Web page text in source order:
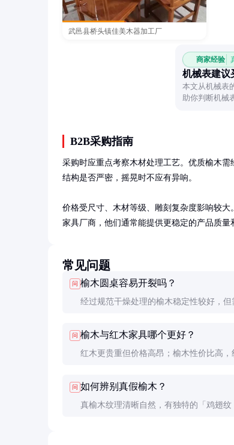
武邑县桥头镇佳美木器加工厂
商家经验
机械表建议
本文从机械表
助你判断机械
B2B采购指南
采购时应重点考察木材处理工艺。优质榆木
结构是否严密，摇晃时不应有异响。
价格受尺寸、木材等级、雕刻复杂度影响较大
家具厂商，他们通常能提供更稳定的产品质量
常见问题
问 榆木圆桌容易开裂吗？
经过规范干燥处理的榆木稳定性较好，但
室内湿度在40-60%之间。
问 榆木与红木家具哪个更好？
红木更贵重但价格高昂；榆木性价比高，
和喜好选择即可。
问 如何辨别真假榆木？
真榆木纹理清晰自然，有独特的「鸡翅纹